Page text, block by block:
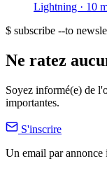
Lightning · 10
$ subscribe --to
Ne ratez
Soyez informé(e) de
importantes.
S'inscrire
Un email par